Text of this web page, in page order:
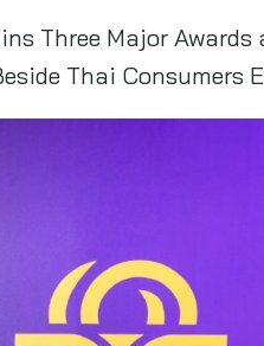
Three Major
Thai Consumers